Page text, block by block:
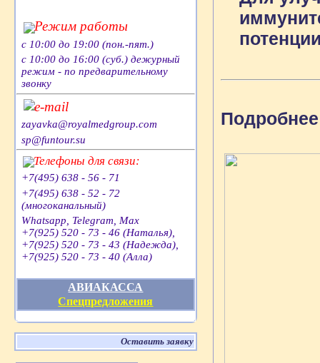
Режим работы
с 10:00 до 19:00 (пон.-пят.)
с 10:00 до 16:00 (суб.) дежурный
режим - по предварительному
звонку
e-mail
zayavka@royalmedgroup.com
sp@funtour.su
Телефоны для связи:
+7(495) 638 - 56 - 71
+7(495) 638 - 52 - 72
(многоканальный)
Whatsapp, Telegram, Max
+7(925) 520 - 73 - 46 (Наталья),
+7(925) 520 - 73 - 43 (Надежда),
+7(925) 520 - 73 - 40 (Алла)
АВИАКАССА
Спецпредложения
Оставить заявку